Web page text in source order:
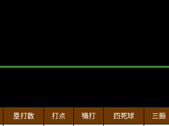
塁打数 打点 犠打 四死球 三振